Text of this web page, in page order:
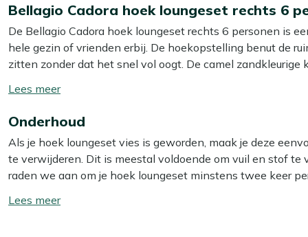
Bellagio Cadora hoek loungeset rechts 6
De Bellagio Cadora hoek loungeset rechts 6 personen is
hele gezin of vrienden erbij. De hoekopstelling benut de
zitten zonder dat het snel vol oogt. De camel
ideaal voor lange zomeravonden waarop je “per ongeluk”
Eigenschappen
Hoekopstelling rechts:Je schuift de set makkelijk in
iedereen gezellig bij elkaar zit.
aanslepen.
Toon/verberg
meer
Onderhoud
Als je hoek loungeset vies is geworden, maak je deze
te verwijderen. Dit is meestal voldoende om vuil en stof te
raden we aan om je hoek loungeset minstens twee keer
Toon/verberg